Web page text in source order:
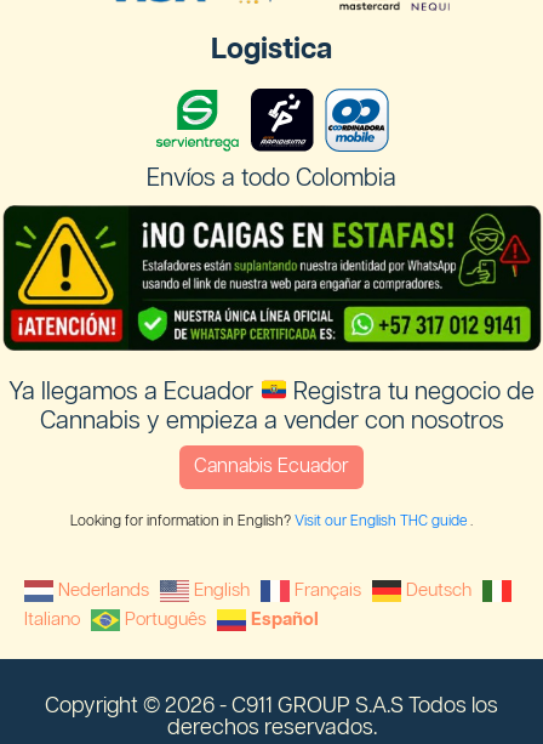
Logistica
Envíos a todo Colombia
Ya llegamos a Ecuador
Registra tu negocio de
Cannabis y empieza a vender con nosotros
Cannabis Ecuador
Looking for information in English? Visit our English THC guide .
Nederlands English Français
Deutsch
Italiano
Português Español
Copyright © 2026 - C911 GROUP S.A.S Todos los
derechos reservados.